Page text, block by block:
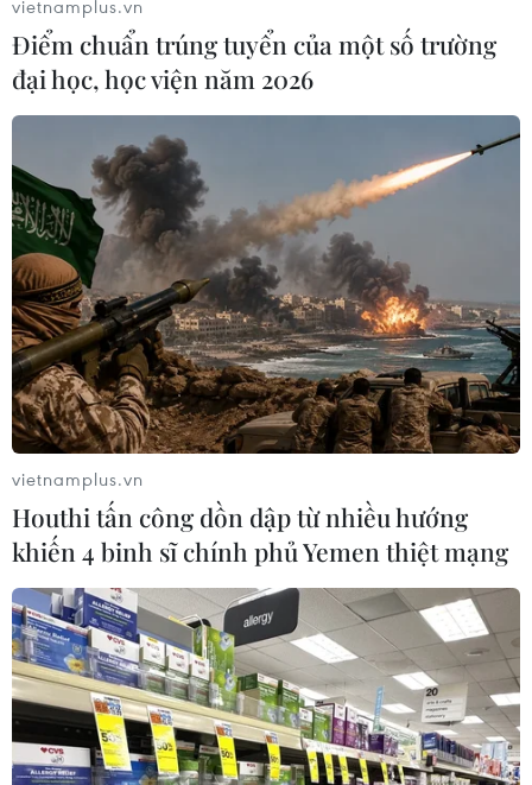
#Hải quân Nga #Viktor Chirkov
#Tên lửa Bulava
#Đầu đạn hạt nhân
#Bom nguyên tử
#Nhật Bản
#Viễn Đông
#Hiroshima Nga
Theo dõi VietnamPlus
TIN LIÊN QUAN
vietnamplus.vn
Điểm chuẩn trúng tuyển của một số trường
đại học, học viện năm 2026
vietnamplus.vn
Houthi tấn công dồn dập từ nhiều hướng
khiến 4 binh sĩ chính phủ Yemen thiệt mạng